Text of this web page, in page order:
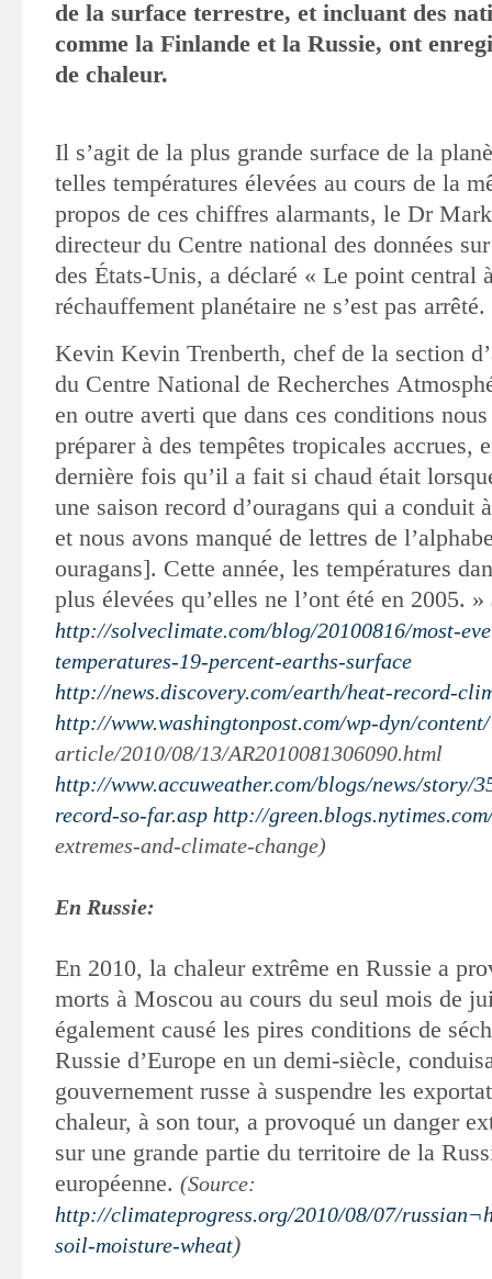
de la surface terrestre, et incluant des
comme la Finlande et la Russie, ont
de chaleur.
Il s’agit de la plus grande surface de la
telles températures élevées au cours de la
propos de ces chiffres alarmants, le Dr
directeur du Centre national des données
des États-Unis, a déclaré « Le point central
réchauffement planétaire ne s’est pas arrêté.
Kevin Kevin Trenberth, chef de la section
du Centre National de Recherches
en outre averti que dans ces conditions
préparer à des tempêtes tropicales accrues,
dernière fois qu’il a fait si chaud était
une saison record d’ouragans qui a conduit
et nous avons manqué de lettres de
ouragans]. Cette année, les températures
plus élevées qu’elles ne l’ont été en 2005. »
http://solveclimate.com/blog/20100816/most-
temperatures-19-percent-earths-surface
http://news.discovery.com/earth/heat-record-
http://www.washingtonpost.com/wp-dyn/content/
article/2010/08/13/AR2010081306090.html
http://www.accuweather.com/blogs/news/story/
record-so-far.asp http://
extremes-and-climate-change)
En Russie:
En 2010, la chaleur extrême en Russie a
morts à Moscou au cours du seul mois de
également causé les pires conditions de
Russie d’Europe en un demi-siècle,
gouvernement russe à suspendre les
chaleur, à son tour, a provoqué un danger
sur une grande partie du territoire de la
européenne. (Source:
http://climateprogress.org/2010/08/07/
soil-moisture-wheat)